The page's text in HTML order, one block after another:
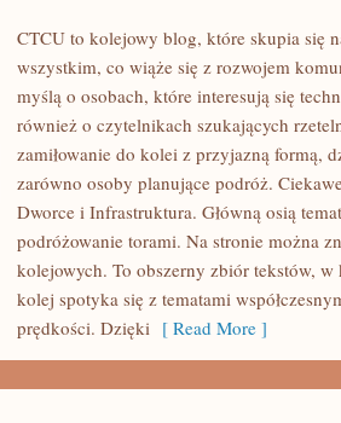
POCIĄGI
CTCU to kolejowy blog, które skupia się
wszystkim, co wiąże się z rozwojem
myślą o osobach, które interesują się
również o czytelnikach szukających
zamiłowanie do kolei z przyjazną formą,
zarówno osoby planujące podróż.
Dworce i Infrastruktura. Główną osią
podróżowanie torami. Na stronie można
kolejowych. To obszerny zbiór tekstów,
kolej spotyka się z tematami
prędkości. Dzięki [ Read More ]